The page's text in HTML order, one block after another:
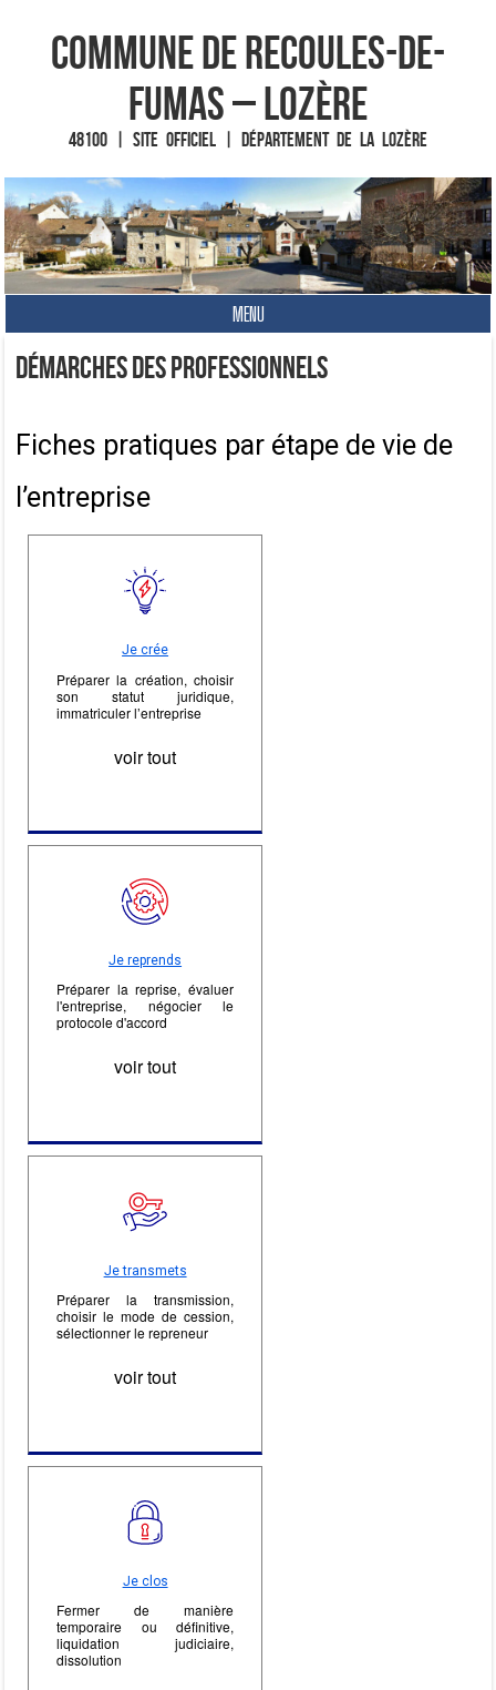
Commune de Recoules-de-
Fumas – Lozère
48100 | Site officiel | Département de la Lozère
MENU
Fin du contenu
Démarches des professionnels
Fiches pratiques par étape de vie de
l’entreprise
Je crée
Préparer la création, choisir
son statut juridique,
immatriculer l’entreprise
voir tout
Je reprends
Préparer la reprise, évaluer
l'entreprise, négocier le
protocole d'accord
voir tout
Je transmets
Préparer la transmission,
choisir le mode de cession,
sélectionner le repreneur
voir tout
Je clos
Fermer de manière
temporaire ou définitive,
liquidation judiciaire,
dissolution